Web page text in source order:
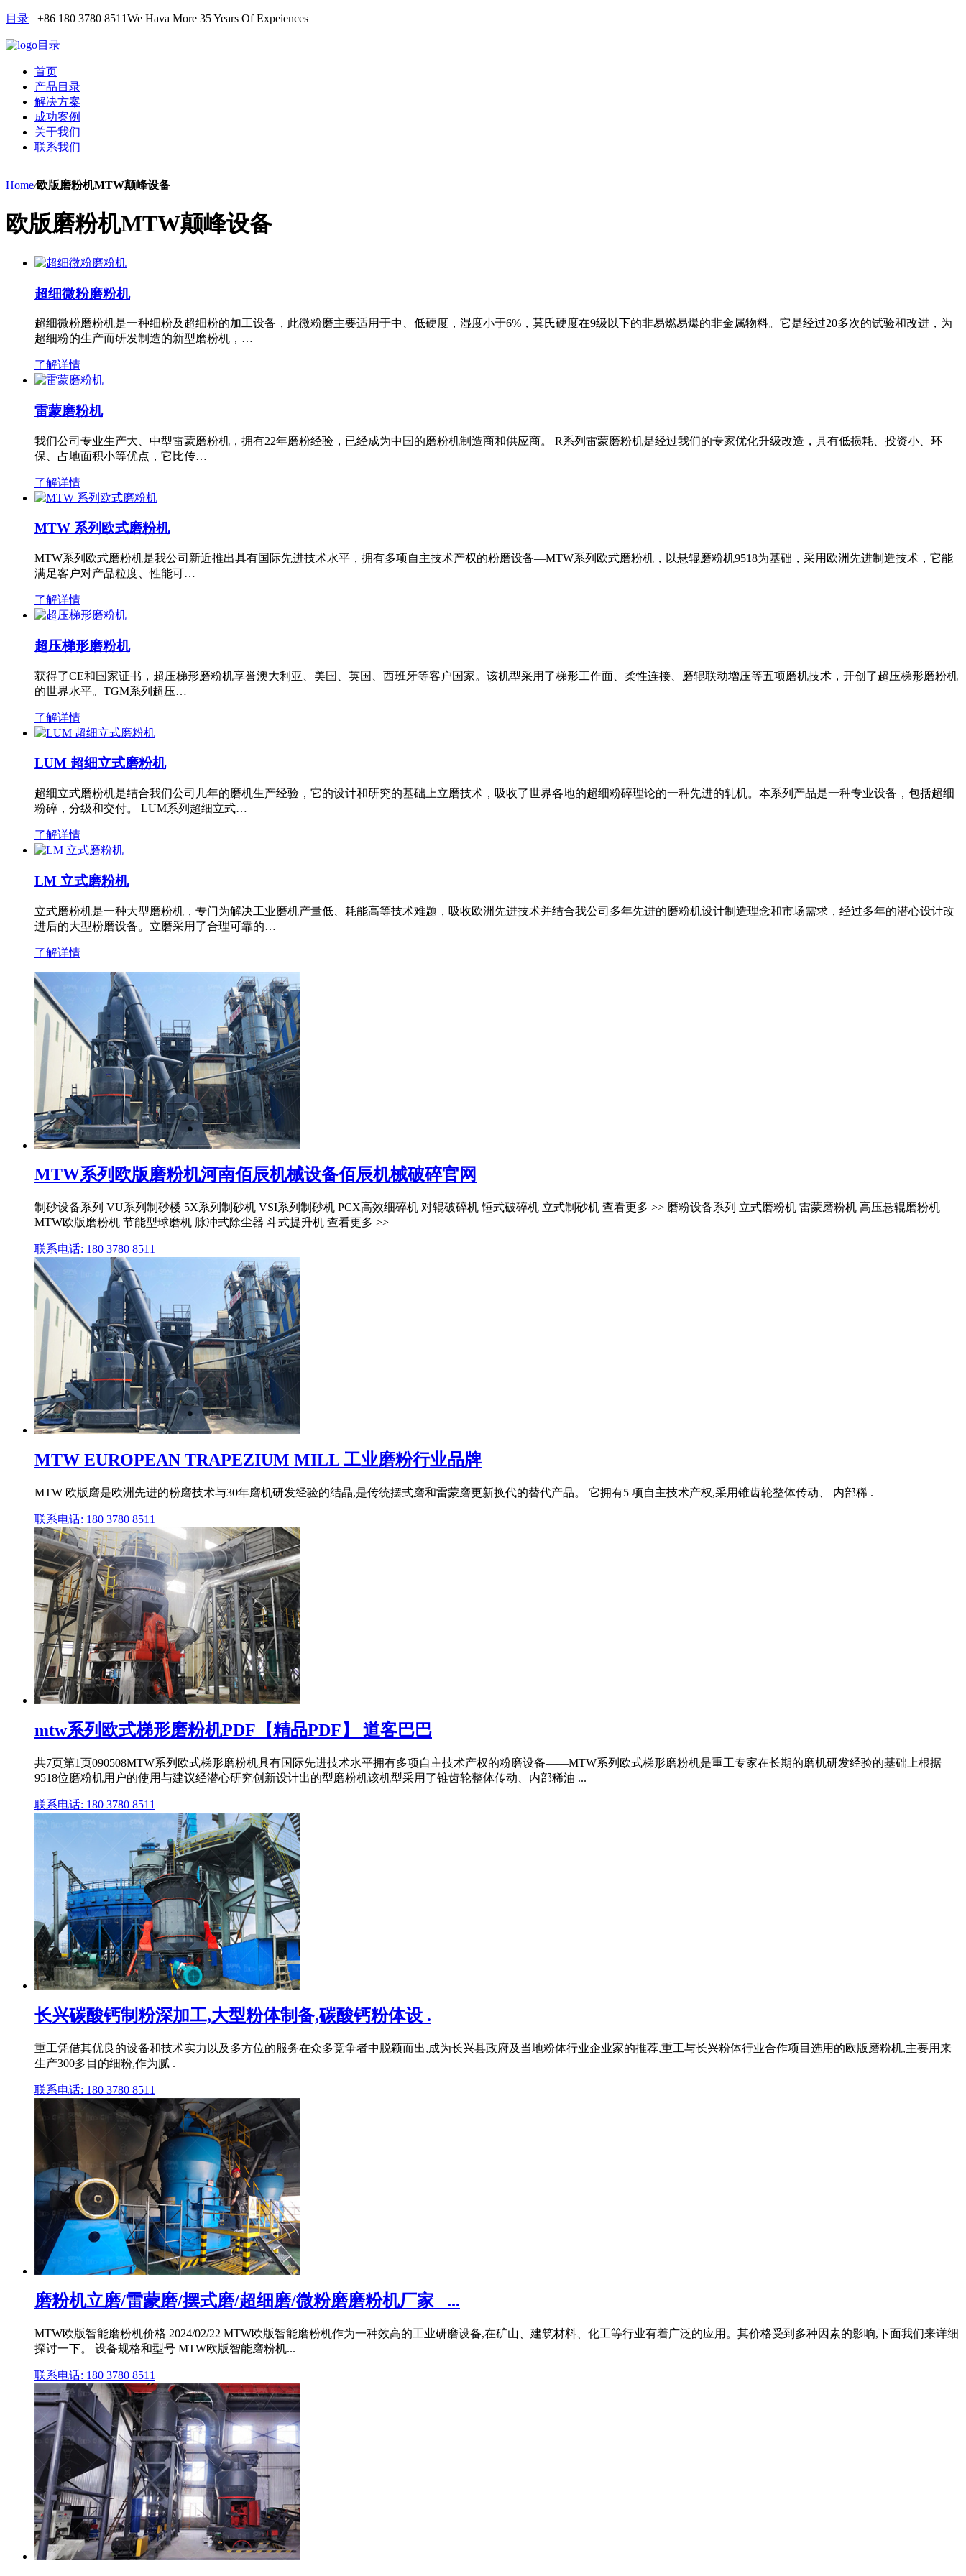
目录 +86 180 3780 8511We Hava More 35 Years Of Expeiences
目录
首页
产品目录
解决方案
成功案例
关于我们
联系我们
Home/欧版磨粉机MTW颠峰设备
欧版磨粉机MTW颠峰设备
超细微粉磨粉机
超细微粉磨粉机是一种细粉及超细粉的加工设备，此微粉磨主要适用于中、低硬度，湿度小于6%，莫氏硬度在9级以下的非易燃易爆的非金属物料。它是经过20多次的试验和改进，为
超细粉的生产而研发制造的新型磨粉机，…
了解详情
雷蒙磨粉机
我们公司专业生产大、中型雷蒙磨粉机，拥有22年磨粉经验，已经成为中国的磨粉机制造商和供应商。 R系列雷蒙磨粉机是经过我们的专家优化升级改造，具有低损耗、投资小、环
保、占地面积小等优点，它比传…
了解详情
MTW 系列欧式磨粉机
MTW系列欧式磨粉机是我公司新近推出具有国际先进技术水平，拥有多项自主技术产权的粉磨设备—MTW系列欧式磨粉机，以悬辊磨粉机9518为基础，采用欧洲先进制造技术，它能
满足客户对产品粒度、性能可…
了解详情
超压梯形磨粉机
获得了CE和国家证书，超压梯形磨粉机享誉澳大利亚、美国、英国、西班牙等客户国家。该机型采用了梯形工作面、柔性连接、磨辊联动增压等五项磨机技术，开创了超压梯形磨粉机
的世界水平。TGM系列超压…
了解详情
LUM 超细立式磨粉机
超细立式磨粉机是结合我们公司几年的磨机生产经验，它的设计和研究的基础上立磨技术，吸收了世界各地的超细粉碎理论的一种先进的轧机。本系列产品是一种专业设备，包括超细
粉碎，分级和交付。 LUM系列超细立式…
了解详情
LM 立式磨粉机
立式磨粉机是一种大型磨粉机，专门为解决工业磨机产量低、耗能高等技术难题，吸收欧洲先进技术并结合我公司多年先进的磨粉机设计制造理念和市场需求，经过多年的潜心设计改
进后的大型粉磨设备。立磨采用了合理可靠的…
了解详情
MTW系列欧版磨粉机河南佰辰机械设备佰辰机械破碎官网
制砂设备系列 VU系列制砂楼 5X系列制砂机 VSI系列制砂机 PCX高效细碎机 对辊破碎机 锤式破碎机 立式制砂机 查看更多 >> 磨粉设备系列 立式磨粉机 雷蒙磨粉机 高压悬辊磨粉机
MTW欧版磨粉机 节能型球磨机 脉冲式除尘器 斗式提升机 查看更多 >>
联系电话: 180 3780 8511
MTW EUROPEAN TRAPEZIUM MILL 工业磨粉行业品牌
MTW 欧版磨是欧洲先进的粉磨技术与30年磨机研发经验的结晶,是传统摆式磨和雷蒙磨更新换代的替代产品。 它拥有5 项自主技术产权,采用锥齿轮整体传动、 内部稀 .
联系电话: 180 3780 8511
mtw系列欧式梯形磨粉机PDF【精品PDF】 道客巴巴
共7页第1页090508MTW系列欧式梯形磨粉机具有国际先进技术水平拥有多项自主技术产权的粉磨设备——MTW系列欧式梯形磨粉机是重工专家在长期的磨机研发经验的基础上根据
9518位磨粉机用户的使用与建议经潜心研究创新设计出的型磨粉机该机型采用了锥齿轮整体传动、内部稀油 ...
联系电话: 180 3780 8511
长兴碳酸钙制粉深加工,大型粉体制备,碳酸钙粉体设 .
重工凭借其优良的设备和技术实力以及多方位的服务在众多竞争者中脱颖而出,成为长兴县政府及当地粉体行业企业家的推荐,重工与长兴粉体行业合作项目选用的欧版磨粉机,主要用来
生产300多目的细粉,作为腻 .
联系电话: 180 3780 8511
磨粉机立磨/雷蒙磨/摆式磨/超细磨/微粉磨磨粉机厂家_ ...
MTW欧版智能磨粉机价格 2024/02/22 MTW欧版智能磨粉机作为一种效高的工业研磨设备,在矿山、建筑材料、化工等行业有着广泛的应用。其价格受到多种因素的影响,下面我们来详细
探讨一下。 设备规格和型号 MTW欧版智能磨粉机...
联系电话: 180 3780 8511